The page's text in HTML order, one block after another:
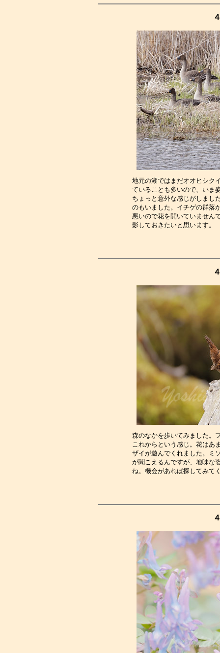
地元の湖ではまだオオヒシク
ていることも多いので、いま
ちょっと意外な感じがしまし
のもいました。イチゲの群落
悪いので花を開いていません
影しておき
森のなかを歩いてみました。
これからという感じ。花はあ
ザイが遊んでくれました。ミ
が聞こえるんですが、地味な
ね。機会があれ